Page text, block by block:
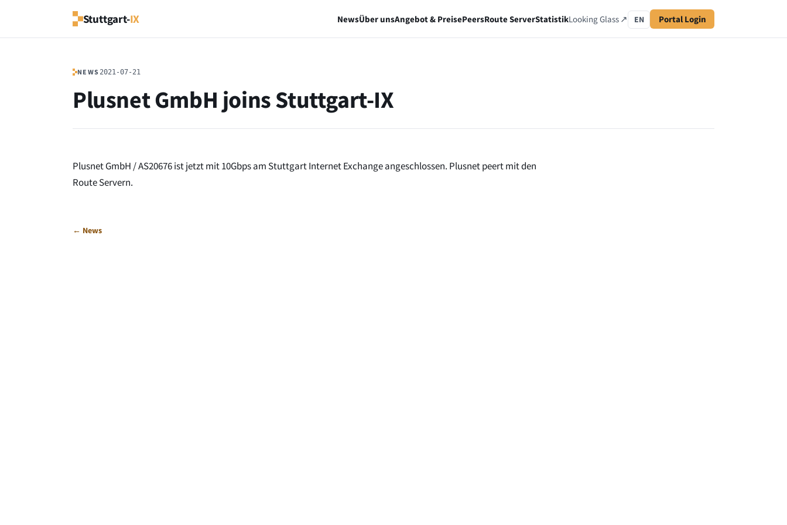
Stuttgart-IX NewsÜber unsAngebot & PreisePeersRoute ServerStatistikLooking Glass ↗ EN Portal Login
NEWS 2021-07-21
Plusnet GmbH joins Stuttgart-IX
Plusnet GmbH / AS20676 ist jetzt mit 10Gbps am Stuttgart Internet Exchange angeschlossen. Plusnet peert mit den
Route Servern.
← News